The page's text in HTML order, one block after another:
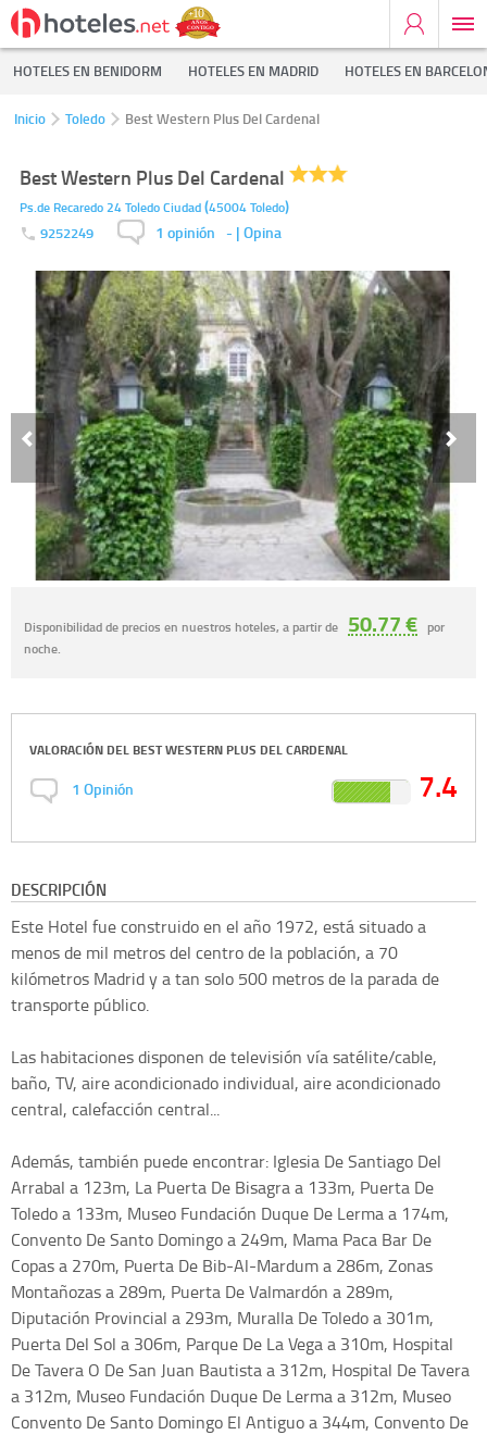
HOTELES EN BENIDORM HOTELES EN MADRID HOTELES EN
Inicio Toledo Best Western Plus Del Cardenal
Best Western Plus Del Cardenal
Ps.de Recaredo 24Toledo Ciudad(45004Toledo)
9252249 1 opinión - | Opina
Disponibilidad de precios en nuestros hoteles, a partir de 50.77 € por
noche.
VALORACIÓN DEL BEST WESTERN PLUS DEL CARDENAL
1 Opinión 7.4
DESCRIPCIÓN
Este Hotel fue construido en el año 1972, está situado a
menos de mil metros del centro de la población, a 70
kilómetros Madrid y a tan solo 500 metros de la parada de
transporte público.
Las habitaciones disponen de televisión vía satélite/cable,
baño, TV, aire acondicionado individual, aire acondicionado
central, calefacción central...
Además, también puede encontrar: Iglesia De Santiago Del
Arrabal a 123m, La Puerta De Bisagra a 133m, Puerta De
Toledo a 133m, Museo Fundación Duque De Lerma a 174m,
Convento De Santo Domingo a 249m, Mama Paca Bar De
Copas a 270m, Puerta De Bib-Al-Mardum a 286m, Zonas
Montañozas a 289m, Puerta De Valmardón a 289m,
Diputación Provincial a 293m, Muralla De Toledo a 301m,
Puerta Del Sol a 306m, Parque De La Vega a 310m, Hospital
De Tavera O De San Juan Bautista a 312m, Hospital De Tavera
a 312m, Museo Fundación Duque De Lerma a 312m, Museo
Convento De Santo Domingo El Antiguo a 344m, Convento De